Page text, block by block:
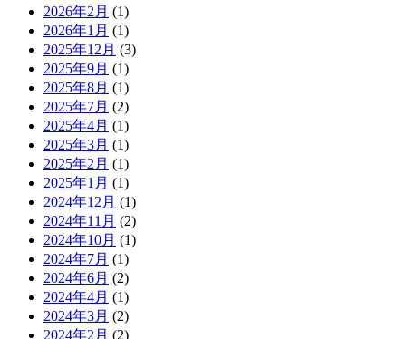
2026年2月 (1)
2026年1月 (1)
2025年12月 (3)
2025年9月 (1)
2025年8月 (1)
2025年7月 (2)
2025年4月 (1)
2025年3月 (1)
2025年2月 (1)
2025年1月 (1)
2024年12月 (1)
2024年11月 (2)
2024年10月 (1)
2024年7月 (1)
2024年6月 (2)
2024年4月 (1)
2024年3月 (2)
2024年2月 (2)